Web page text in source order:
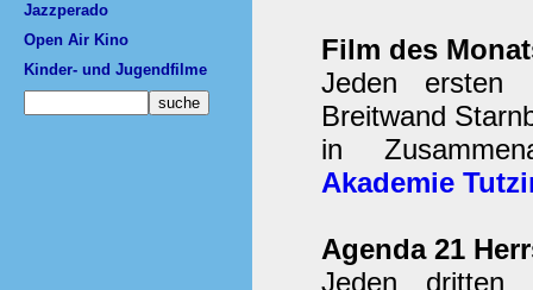
Jazzperado
Open Air Kino
Kinder- und Jugendfilme
Film des
Jeden ersten
Breitwand
in
Akademie
Agenda 21
Jeden dritten